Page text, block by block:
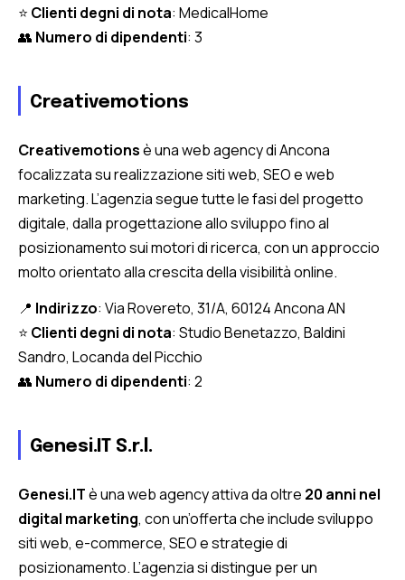
⭐ Clienti degni di nota: MedicalHome
👥 Numero di dipendenti: 3
Creativemotions
Creativemotionsè una web agency di Ancona
focalizzata su realizzazione siti web, SEO e web
marketing. L’agenzia segue tutte le fasi del progetto
digitale, dalla progettazione allo sviluppo fino al
posizionamento sui motori di ricerca, con un approccio
molto orientato alla crescita della visibilità online.
📍 Indirizzo: Via Rovereto, 31/A, 60124 Ancona AN
⭐ Clienti degni di nota: Studio Benetazzo, Baldini
Sandro, Locanda del Picchio
👥 Numero di dipendenti: 2
Genesi.IT S.r.l.
Genesi.ITè una web agency attiva da oltre 20 anni nel
digital marketing, con un’offerta che include sviluppo
siti web, e-commerce, SEO e strategie di
posizionamento. L’agenzia si distingue per un